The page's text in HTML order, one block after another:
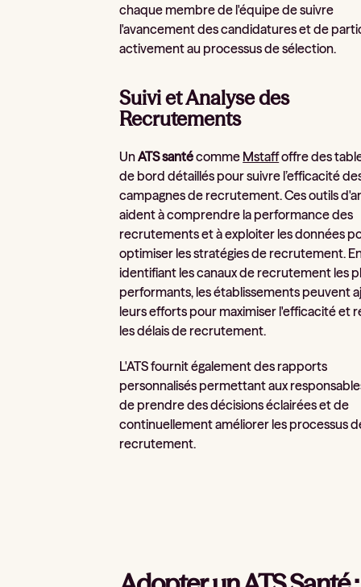
chaque membre de l'équipe de suivre
l'avancement des candidatures et de
activement au processus de sélection.
Suivi et Analyse des
Recrutements
UnATS santécomme Mstaffoffre des
de bord détaillés pour suivre l’efficacité
campagnes de recrutement. Ces outils
aident à comprendre la performance des
recrutements et à exploiter les données
optimiser les stratégies de recrutement.
identifiant les canaux de recrutement les
performants, les établissements peuvent
leurs efforts pour maximiser l'efficacité et
les délais de recrutement.
L'ATS fournit également des rapports
personnalisés permettant aux
de prendre des décisions éclairées et de
continuellement améliorer les processus
recrutement.